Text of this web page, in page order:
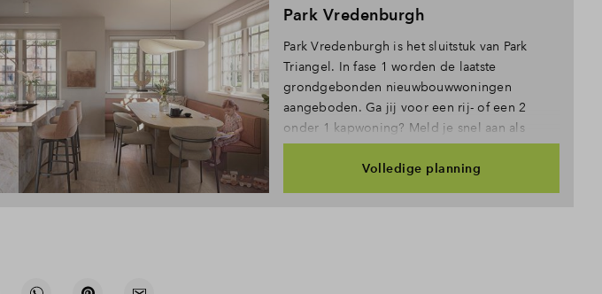
Park Vredenburgh
Park Vredenburgh is het sluitstuk van Park
Triangel. In fase 1 worden de laatste
grondgebonden nieuwbouwwoningen
aangeboden. Ga jij voor een rij- of een 2
onder 1 kapwoning? Meld je snel aan als
belangstellende!
Volledige planning